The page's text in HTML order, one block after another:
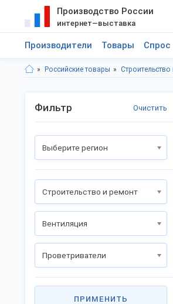
Производство России
интернет—выставка
Производители Товары Спрос
Российские товары
Фильтр Очистить
Выберите регион
Строительство и ремонт
Вентиляция
Проветриватели
ПРИМЕНИТЬ